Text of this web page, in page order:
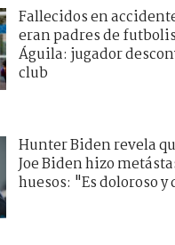
Fallecidos en
eran padres de
Águila: jugador
club
Hunter Biden revela
Joe Biden hizo
huesos: "Es doloroso